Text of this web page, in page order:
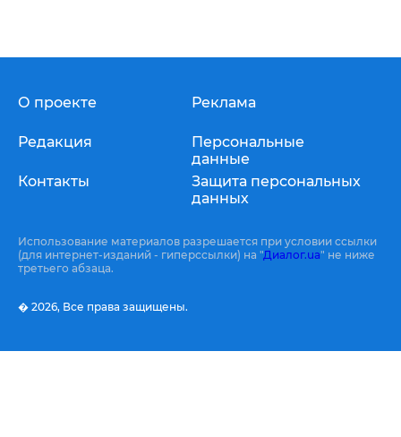
О проекте
Редакция
Контакты
Реклама
Персональные
данные
Защита персональных
данных
Использование материалов разрешается при условии ссылки
(для интернет-изданий - гиперссылки) на "Диалог.ua" не ниже
третьего абзаца.
� 2026, Все права защищены.